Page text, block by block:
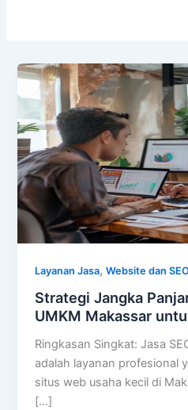
Layanan Jasa,Website dan
Strategi Jangka
UMKM Makassar
Ringkasan Singkat: Jasa
adalah layanan profesional
situs web usaha kecil di
[…]